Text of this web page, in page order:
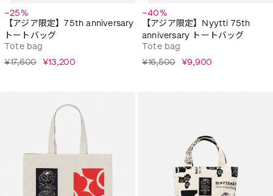
−25%
【アジア限定】75th anniversary
トートバッグ
Tote bag
¥17,600 ¥13,200
−40%
【アジア限定】Nyytti 75th
anniversary トートバッグ
Tote bag
¥16,500 ¥9,900